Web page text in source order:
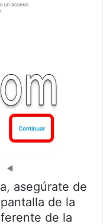
asegúrate de
de la
de la